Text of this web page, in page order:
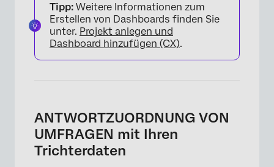
Tipp: Weitere Informationen zum
Erstellen von Dashboards finden Sie
unter. Projekt anlegen und
Dashboard hinzufügen (CX).
ANTWORTZUORDNUNG VON
UMFRAGEN mit Ihren
Trichterdaten